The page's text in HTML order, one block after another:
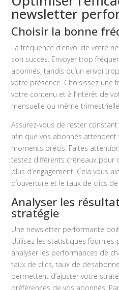
newsletter
Choisir la bonne
La fréquence d’envoi de votre
son succès. Envoyer trop
abonnés, tandis qu’un envoi
votre présence. Choisissez une
votre contenu et à l’intérêt de
mensuelle ou même
Assurez-vous de rester
afin que vos abonnés attendent
moments précis. Faites
testez différents créneaux pour
plus d’engagement. Cela vous
d’ouverture et le taux de clics
Analyser les
stratégie
Une newsletter performante
Utilisez les statistiques
analyser les performances de
taux de clics, taux de
permettent d’ajuster votre
préférences de vos abonnés.